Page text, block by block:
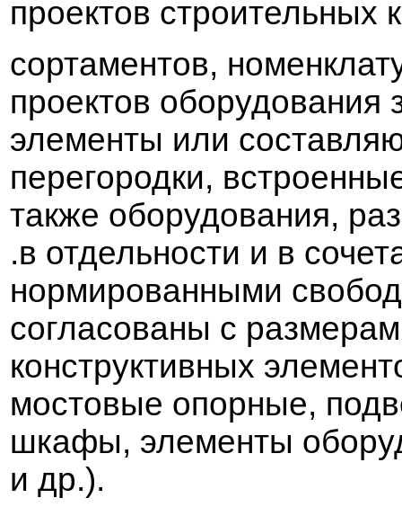
проектов строительных
сортаментов,
проектов оборудования
элементы или состав
перегородки, в
также оборудования,
.в отдельности и в
нормированными св
согласованы с
конструктивных
мостовые опорные, подв
шкафы, элементы
и др.).